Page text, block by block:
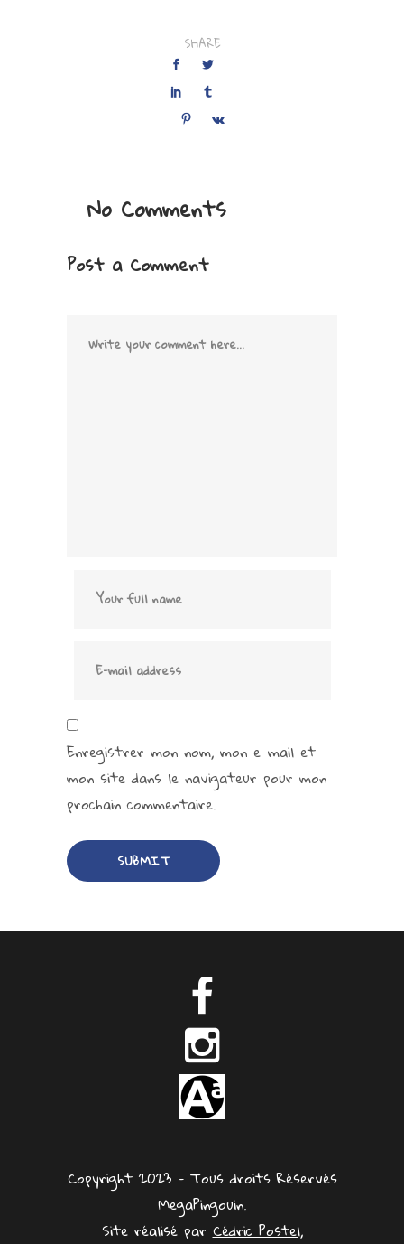
SHARE
No Comments
Post a Comment
Enregistrer mon nom, mon e-mail et
mon site dans le navigateur pour mon
prochain commentaire.
Copyright 2023 – Tous droits Réservés
MegaPingouin.
Site réalisé parCédric Postel,